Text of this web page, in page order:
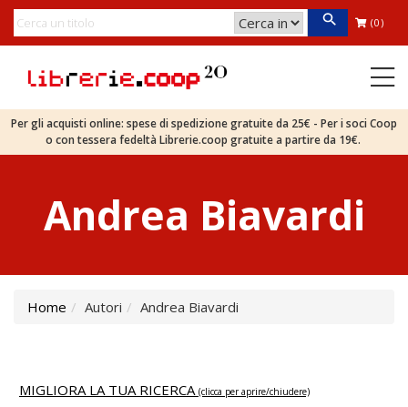
(0)
Per gli acquisti online: spese di spedizione gratuite da 25€ - Per i soci Coop
o con tessera fedeltà Librerie.coop gratuite a partire da 19€.
Andrea Biavardi
Home Autori Andrea Biavardi
MIGLIORA LA TUA RICERCA (clicca per aprire/chiudere)